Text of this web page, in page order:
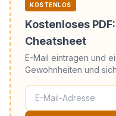
KOSTENLOS
Kostenloses
Cheatsheet
E-Mail eintragen und
Gewohnheiten und